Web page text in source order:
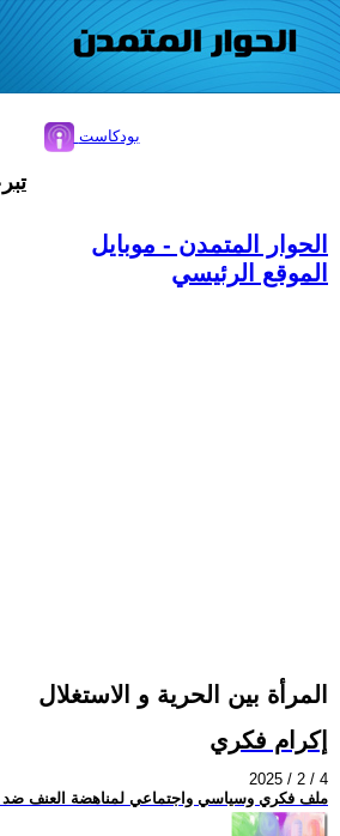
بودكاست
الحوار المتمدن - موبايل
الموقع الرئيسي
المرأة بين الحرية و الاستغلال
إكرام فكري
2025 / 2 / 4
ملف فكري وسياسي واجتماعي لمناهضة العنف ضد